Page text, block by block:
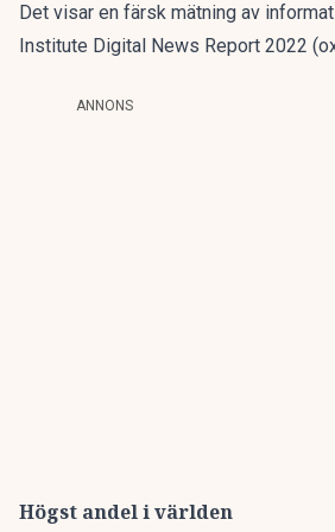
Det visar en färsk mätning av
Institute Digital News Report 2022
ANNONS
Högst andel i världen